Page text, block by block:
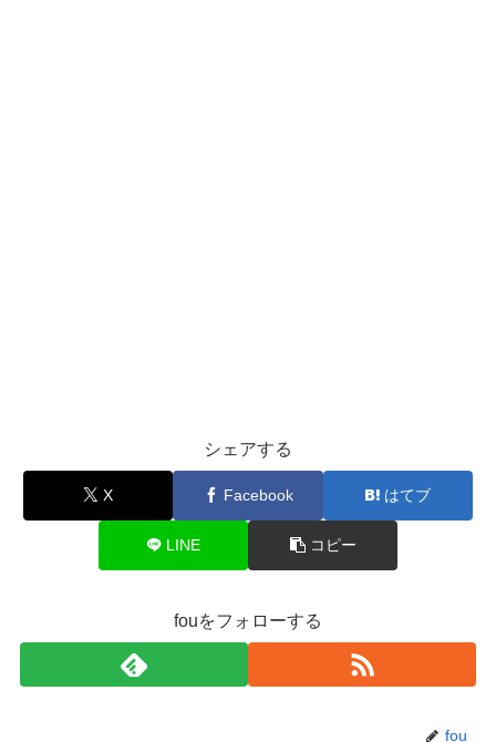
シェアする
X Facebook はてブ
LINE コピー
fouをフォローする
fou